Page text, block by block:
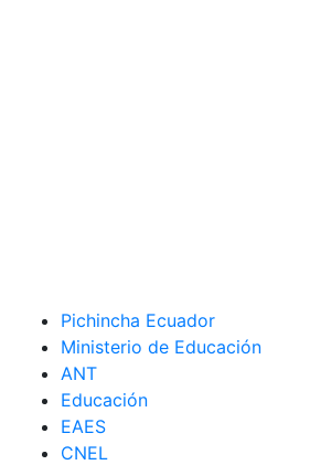
Pichincha Ecuador
Ministerio de Educación
ANT
Educación
EAES
CNEL